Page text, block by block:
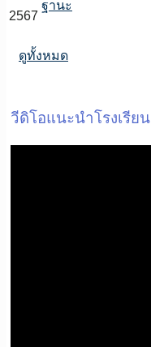
2567
ฐานะ
ดูทั้งหมด
วีดิโอแนะนำโรงเรียน